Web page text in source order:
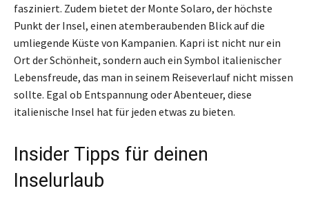
fasziniert. Zudem bietet der Monte Solaro, der höchste
Punkt der Insel, einen atemberaubenden Blick auf die
umliegende Küste von Kampanien. Kapri ist nicht nur ein
Ort der Schönheit, sondern auch ein Symbol italienischer
Lebensfreude, das man in seinem Reiseverlauf nicht missen
sollte. Egal ob Entspannung oder Abenteuer, diese
italienische Insel hat für jeden etwas zu bieten.
Insider Tipps für deinen
Inselurlaub